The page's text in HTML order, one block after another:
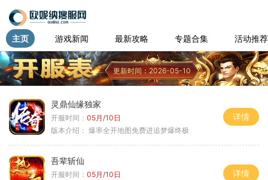
主页 游戏新闻 最新攻略 专题合集 活动推荐
更新时间：2026-05-10
灵鼎仙缘独家
开服时间： 05月/10日
版本介绍： 爆率全开地图免费进追梦爆终极
详情
吾辈斩仙
开服时间： 05月/10日
详情